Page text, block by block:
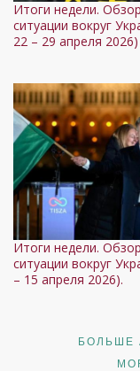
Итоги недели. Обзор
ситуации вокруг
22 – 29 апреля 2026)
Итоги недели. Обзор
ситуации вокруг
– 15 апреля 2026).
БОЛЬШЕ